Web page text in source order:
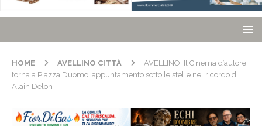
HOME AVELLINO CITTÀ
AVELLINO. Il Cinema d’autore
torna a Piazza Duomo: appuntamento sotto le stelle nel ricordo di
Alain Delon